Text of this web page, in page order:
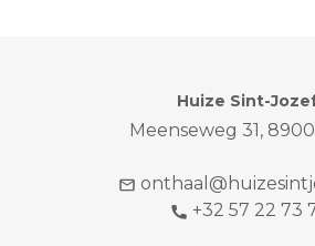
Huize Sint-
Meenseweg 31,
+32 57 22 73